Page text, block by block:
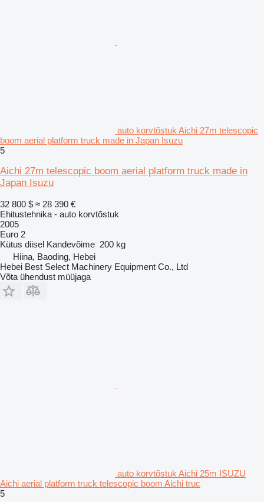
auto korvtõstuk Aichi 27m telescopic
boom aerial platform truck made in Japan Isuzu
5
Aichi 27m telescopic boom aerial platform truck made in
Japan Isuzu
32 800 $ ≈ 28 390 €
Ehitustehnika - auto korvtõstuk
2005
Euro 2
Kütus diisel Kandevõime 200 kg
Hiina, Baoding, Hebei
Hebei Best Select Machinery Equipment Co., Ltd
Võta ühendust müüjaga
auto korvtõstuk Aichi 25m ISUZU
Aichi aerial platform truck telescopic boom Aichi truc
5